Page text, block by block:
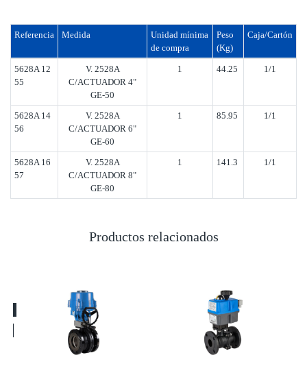
Referencia Medida
Unidad mínima
de compra
Peso
(Kg)
Caja/Cartón
5628A 12
55
V. 2528A
C/ACTUADOR 4"
GE-50
1 44.25 1/1
5628A 14
56
V. 2528A
C/ACTUADOR 6"
GE-60
1 85.95 1/1
5628A 16
57
V. 2528A
C/ACTUADOR 8"
GE-80
1 141.3 1/1
Productos relacionados